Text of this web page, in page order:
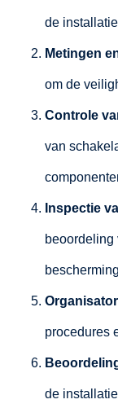
de
Metingen
om de
Controle
van
Inspectie
beoordeling
procedures
de